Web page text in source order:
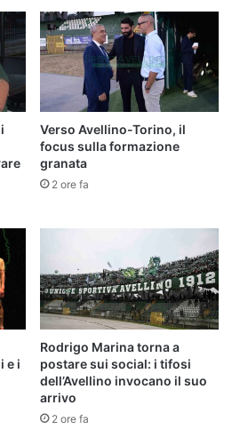
Verso Avellino-Torino, il
focus sulla formazione
granata
2 ore fa
e i
Rodrigo Marina torna a
postare sui social: i tifosi
dell’Avellino invocano il suo
arrivo
2 ore fa